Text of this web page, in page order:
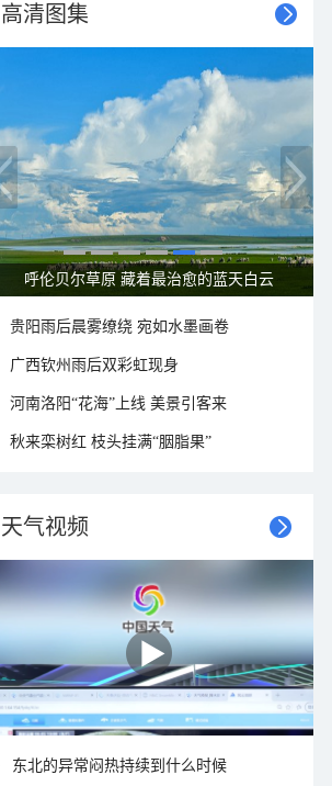
高清图集
呼伦贝尔草原 藏着最治愈的蓝天白云
贵阳雨后晨雾缭绕 宛如水墨画卷
广西钦州雨后双彩虹现身
河南洛阳“花海”上线 美景引客来
秋来栾树红 枝头挂满“胭脂果”
天气视频
东北的异常闷热持续到什么时候